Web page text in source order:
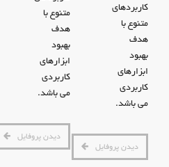
متنوع با
هدف
بهبود
ابزارهای
کاربردی
می باشد.
دیدن پروفایل
کاربردهای
متنوع با
هدف
بهبود
ابزارهای
کاربردی
می باشد.
دیدن پروفایل